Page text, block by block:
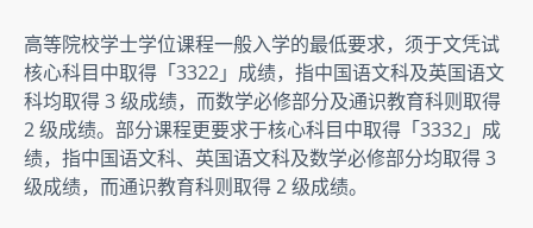
高等院校学士学位课程一般入学的最低要求，须于文凭试
核心科目中取得「3322」成绩，指中国语文科及英国语文
科均取得 3 级成绩，而数学必修部分及通识教育科则取得
2 级成绩。部分课程更要求于核心科目中取得「3332」成
绩，指中国语文科、英国语文科及数学必修部分均取得 3
级成绩，而通识教育科则取得 2 级成绩。